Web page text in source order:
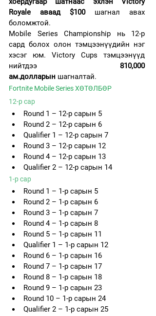
Royale аваад $100 шагнал авах
боломжтой.
Mobile Series Championship нь 12-р
сард болох олон тэмцээнүүдийн нэг
хэсэг юм. Victory Cups тэмцээнүүд
нийтдээ 810,000
ам.долларын шагналтай.
Fortnite Mobile Series ХӨТӨЛБӨР
12-р сар
Round 1 – 12-р сарын 5
Round 2 – 12-р сарын 6
Qualifier 1 – 12-р сарын 7
Round 3 – 12-р сарын 12
Round 4 – 12-р сарын 13
Qualifier 2 – 12-р сарын 14
1-р сар
Round 1 – 1-р сарын 5
Round 2 – 1-р сарын 6
Round 3 – 1-р сарын 7
Round 4 – 1-р сарын 8
Round 5 – 1-р сарын 11
Qualifier 1 – 1-р сарын 12
Round 6 – 1-р сарын 16
Round 7 – 1-р сарын 17
Round 8 – 1-р сарын 18
Round 9 – 1-р сарын 23
Round 10 – 1-р сарын 24
Qualifier 2 – 1-р сарын 25